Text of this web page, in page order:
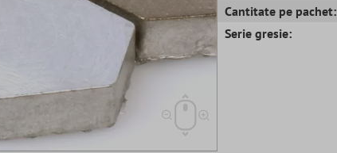
Cantitate pe pachet:
Serie gresie: